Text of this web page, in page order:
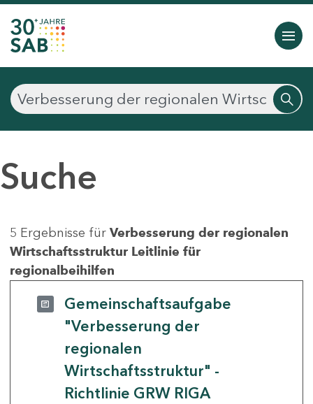
Suche
5 Ergebnisse für Verbesserung der regionalen
Wirtschaftsstruktur Leitlinie für
regionalbeihilfen
Gemeinschaftsaufgabe
"Verbesserung der
regionalen
Wirtschaftsstruktur" -
Richtlinie GRW RIGA